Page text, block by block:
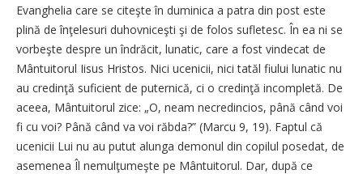
Evanghelia care se citeşte în duminica a patra din post este
plină de înţelesuri duhovniceşti şi de folos sufletesc. În ea ni se
vorbeşte despre un îndrăcit, lunatic, care a fost vindecat de
Mântuitorul Iisus Hristos. Nici ucenicii, nici tatăl fiului lunatic nu
au credinţă suficient de puternică, ci o credinţă incompletă. De
aceea, Mântuitorul zice: „O, neam necredincios, până când voi
fi cu voi? Până când va voi răbda?” (Marcu 9, 19). Faptul că
ucenicii Lui nu au putut alunga demonul din copilul posedat, de
asemenea Îl nemulţumeşte pe Mântuitorul. Dar, după ce